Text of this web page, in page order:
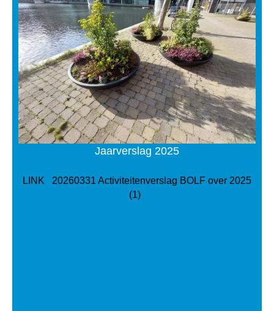
Jaarverslag 2025
LINK 20260331 Activiteitenverslag BOLF over 2025
(1)